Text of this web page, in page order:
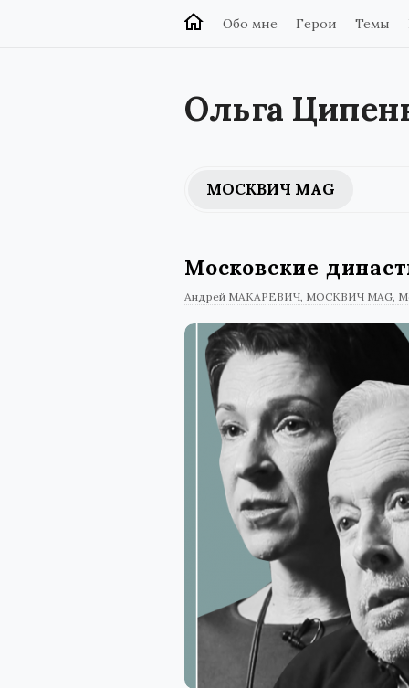
Обо мне Герои Темы
Ольга
МОСКВИЧ MAG
Московские
Андрей МАКАРЕВИЧ МОСКВИЧ MAG